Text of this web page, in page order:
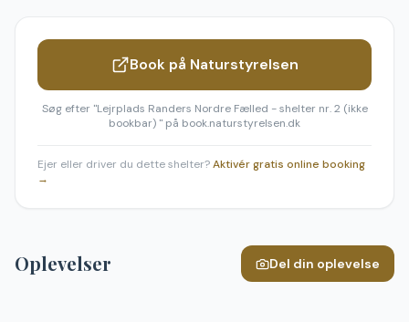
Book på Naturstyrelsen
Søg efter "Lejrplads Randers Nordre Fælled - shelter nr. 2 (ikke
bookbar) " på book.naturstyrelsen.dk
Ejer eller driver du dette shelter?Aktivér gratis online booking
→
Oplevelser Del din oplevelse